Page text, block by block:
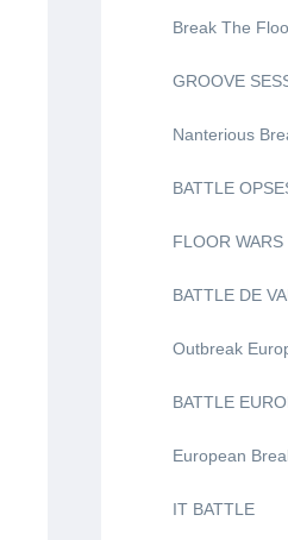
Break The
GROOVE
Nanterious
BATTLE
FLOOR WARS
BATTLE DE
Outbreak
BATTLE
European
IT BATTLE